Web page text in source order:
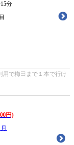
分
用で梅田まで１本で行け
円)